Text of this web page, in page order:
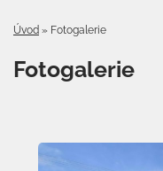
Úvod » Fotogalerie
Fotogalerie